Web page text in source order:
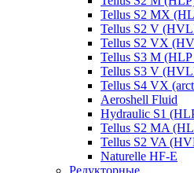
Tellus S2 MХ
Tellus S2 V
Tellus S2 VX
Tellus S3 M
Tellus S3 V
Tellus S4 VX
Aeroshell Fluid
Hydraulic S1
Tellus S2 MA
Tellus S2 VA
Naturelle HF-E
Редукторные